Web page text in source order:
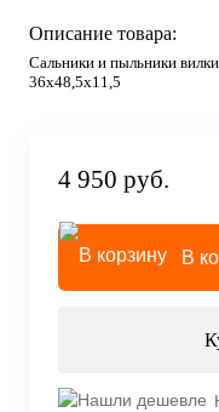
Описание товара:
Сальники и пыльники
36x48,5x11,5
4 950 руб.
В